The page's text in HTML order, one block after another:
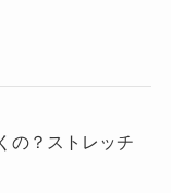
の？ストレッチ